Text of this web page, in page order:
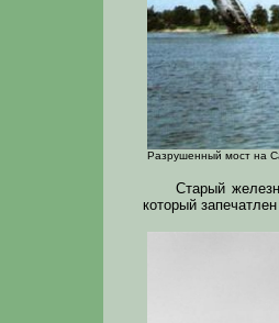
Разрушенный мост на
Старый
который